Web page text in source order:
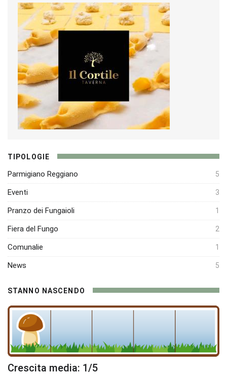
TIPOLOGIE
Parmigiano Reggiano 5
Eventi 3
Pranzo dei Fungaioli 1
Fiera del Fungo 2
Comunalie 1
News 5
STANNO NASCENDO
Crescita media: 1/5